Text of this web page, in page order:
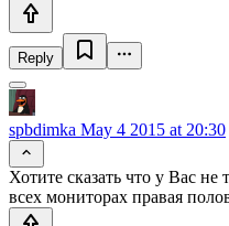
Reply
spbdimka May 4 2015 at 20:30
Хотите сказать что у Вас
всех мониторах правая